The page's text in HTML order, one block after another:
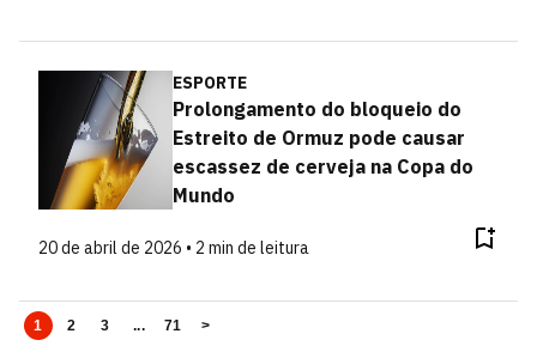
ESPORTE
Prolongamento do bloqueio do
Estreito de Ormuz pode causar
escassez de cerveja na Copa do
Mundo
20 de abril de 2026 • 2 min de leitura
1 2 3 ... 71 >